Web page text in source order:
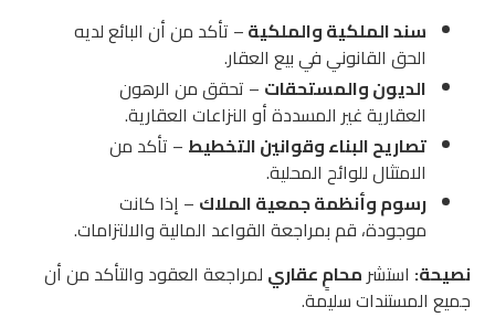
سند الملكية والملكية– تأكد من أن البائع لديه
الحق القانوني في بيع العقار.
الديون والمستحقات – تحقق من الرهون
العقارية غير المسددة أو النزاعات العقارية.
تصاريح البناء وقوانين التخطيط – تأكد من
الامتثال للوائح المحلية.
رسوم وأنظمة جمعية الملاك – إذا كانت
موجودة، قم بمراجعة القواعد المالية والالتزامات.
نصيحة: استشر محامٍ عقاري لمراجعة العقود والتأكد من أن
جميع المستندات سليمة.